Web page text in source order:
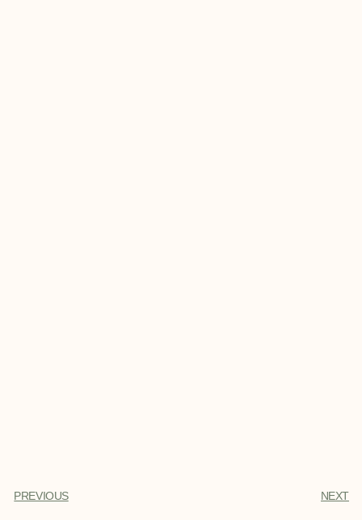
PREVIOUS NEXT